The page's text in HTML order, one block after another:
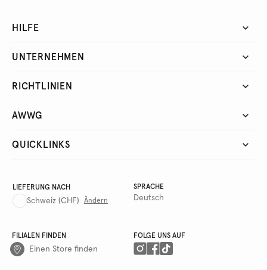
HILFE
UNTERNEHMEN
RICHTLINIEN
AWWG
QUICKLINKS
LIEFERUNG NACH
Schweiz (CHF) Ändern
SPRACHE
Deutsch
FILIALEN FINDEN
Einen Store finden
FOLGE UNS AUF